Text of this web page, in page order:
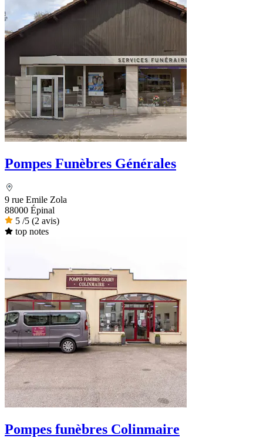
Pompes Funèbres Générales
9 rue Emile Zola
88000 Épinal
5 /5 (2 avis)
top notes
Pompes funèbres Colinmaire